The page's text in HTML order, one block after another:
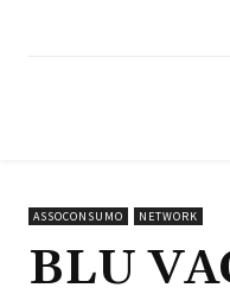
ASSOCONSUMO NETWORK
BLU